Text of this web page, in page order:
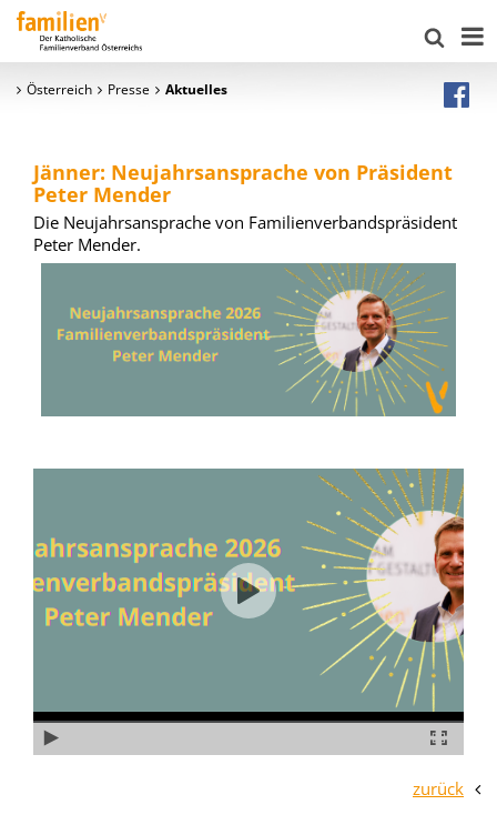
Österreich Presse Aktuelles
Jänner: Neujahrsansprache von Präsident
Peter Mender
Die Neujahrsansprache von Familienverbandspräsident
Peter Mender.
zurück